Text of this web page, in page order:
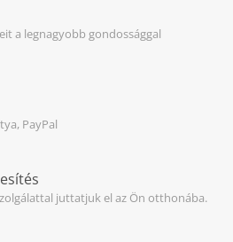
a legnagyobb gondossággal
PayPal
juttatjuk el az Ön otthonába.